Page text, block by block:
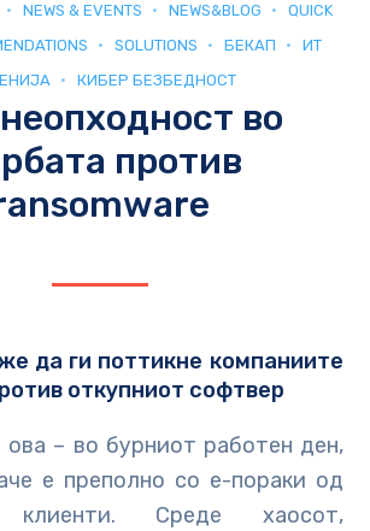
NEWS & EVENTS NEWS&BLOG
QUICK
SOLUTIONS БЕКАП
ИТ
КИБЕР БЕЗБЕДНОСТ
во
против
да ги поттикне компаниите
откупниот софтвер
ова – во бурниот работен ден,
е преполно со е-пораки од
Среде хаосот,